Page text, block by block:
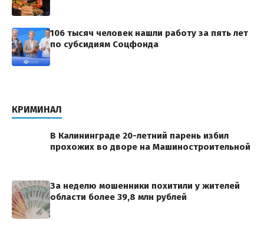
106 тысяч человек нашли работу за пять лет
по субсидиям Соцфонда
КРИМИНАЛ
В Калининграде 20-летний парень избил
прохожих во дворе на Машиностроительной
За неделю мошенники похитили у жителей
области более 39,8 млн рублей